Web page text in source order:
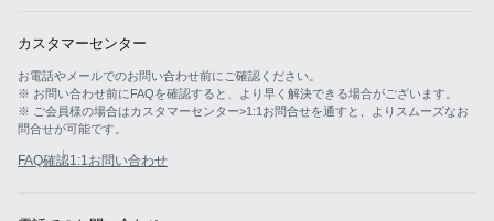
カスタマーセンター
お電話やメールでのお問い合わせ前にご確認ください。
※ お問い合わせ前にFAQを確認すると、より早く解決できる場合がございます。
※ ご会員様の場合はカスタマーセンター>1:1お問合せを通すと、よりスムーズなお
問合せが可能です。
FAQ確認1:1お問い合わせ